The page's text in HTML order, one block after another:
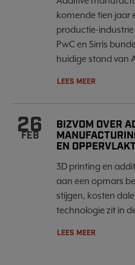
komende tien jaar
productie-
PwC en Sirris
huidige stand van
LEES MEER
26
FEB
BIZVOM OVER
EN
3D printing en
aan een opmars
stijgen, kosten
technologie zit in
LEES MEER